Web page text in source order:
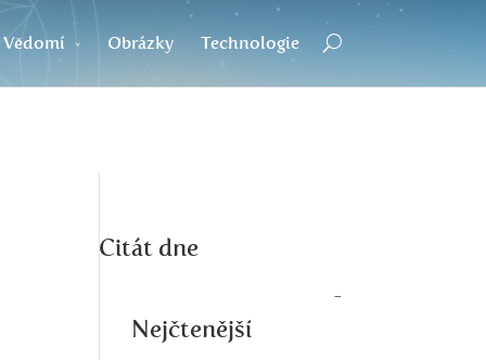
Vědomí Obrázky Technologie
Citát dne
Nejčtenější